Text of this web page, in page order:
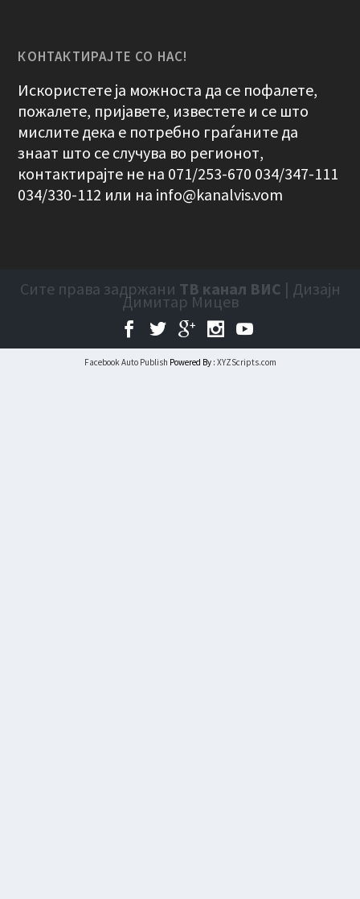
КОНТАКТИРАЈТЕ СО НАС!
Искористете ја можноста да се пофалете,
пожалете, пријавете, известете и се што
мислите дека е потребно граѓаните да
знаат што се случува во регионот,
контактирајте не на 071/253-670 034/347-111
034/330-112 или на info@kanalvis.vom
Сите права задржани ТВ канал ВИС | Дизајн
Димитар Мицев
Facebook Auto Publish Powered By : XYZScripts.com